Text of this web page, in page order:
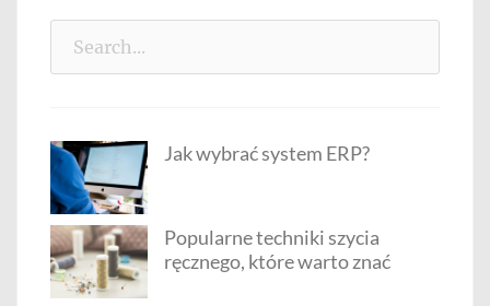
Jak wybrać system ERP?
Popularne techniki szycia
ręcznego, które warto znać